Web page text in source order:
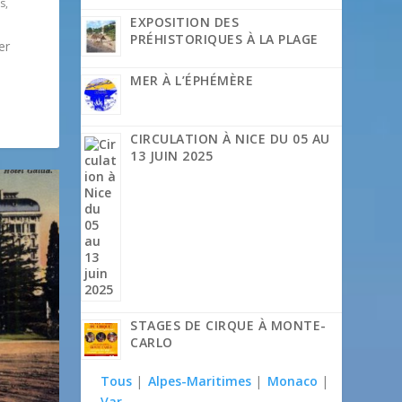
EXPOSITION DES
PRÉHISTORIQUES À LA PLAGE
MER À L’ÉPHÉMÈRE
CIRCULATION À NICE DU 05 AU
13 JUIN 2025
STAGES DE CIRQUE À MONTE-
CARLO
Tous | Alpes-Maritimes | Monaco |